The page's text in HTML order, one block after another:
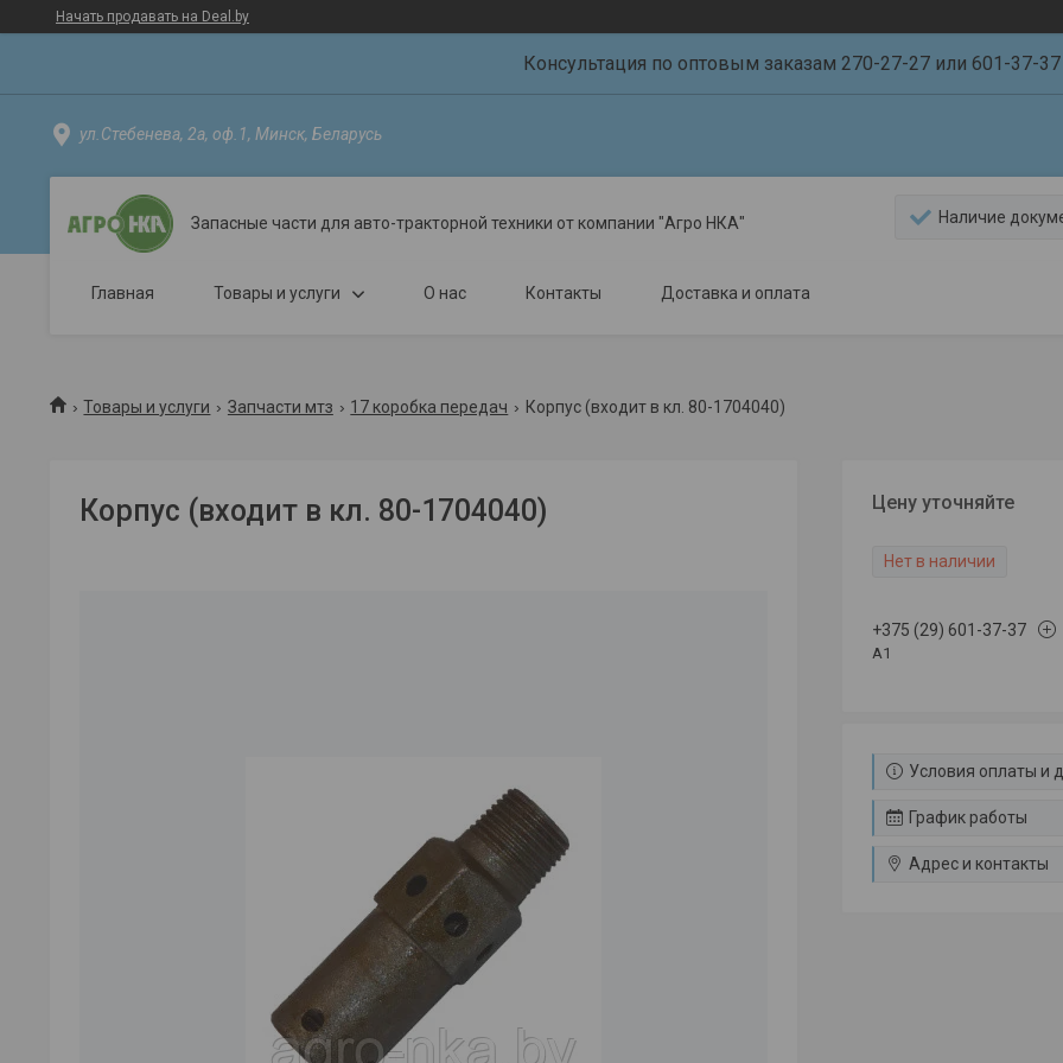
Начать продавать на Deal.by
Консультация по оптовым заказам 270-27-27 или 601-37-37
ул.Стебенева, 2а, оф.1, Минск, Беларусь
Запасные части для авто-тракторной техники от компании "Агро НКА" Наличие
Главная Товары и услуги О нас Контакты Доставка и оплата
Товары и услуги Запчасти мтз 17 коробка передач Корпус (входит в кл. 80-1704040)
Корпус (входит в кл. 80-1704040) Цену уточняйте
Нет в наличии
+375 (29) 601-37-37
A1
Условия оплаты и
График работы
Адрес и контакты